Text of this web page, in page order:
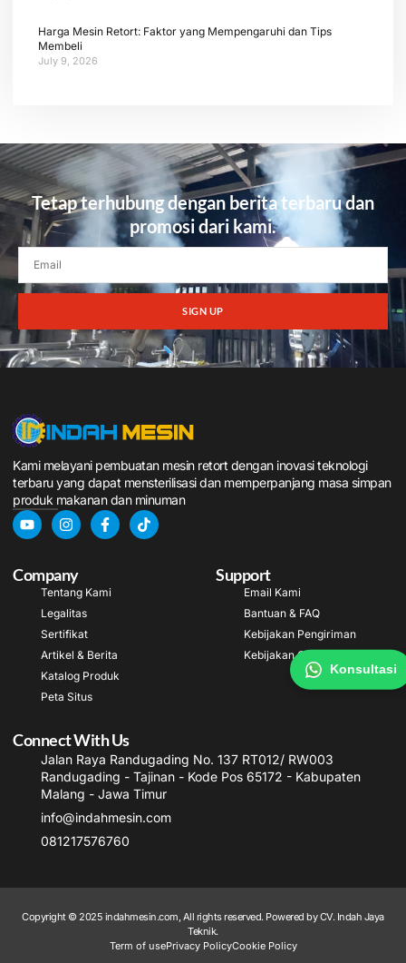
Harga Mesin Retort: Faktor yang Mempengaruhi dan Tips
Membeli
July 9, 2026
Tetap terhubung dengan berita terbaru dan
promosi dari kami.
SIGN UP
Kami melayani pembuatan mesin retort dengan inovasi teknologi
terbaru yang dapat mensterilisasi dan memperpanjang masa simpan
produk makanan dan minuman
Company
Tentang Kami
Legalitas
Sertifikat
Artikel & Berita
Katalog Produk
Peta Situs
Support
Email Kami
Bantuan & FAQ
Kebijakan Pengiriman
Kebijakan Garansi
Connect With Us
Jalan Raya Randugading No. 137 RT012/ RW003
Randugading - Tajinan - Kode Pos 65172 - Kabupaten
Malang - Jawa Timur
info@indahmesin.com
081217576760
Copyright © 2025 indahmesin.com, All rights reserved. Powered by CV. Indah Jaya
Teknik.
Term of usePrivacy PolicyCookie Policy
Konsultasi